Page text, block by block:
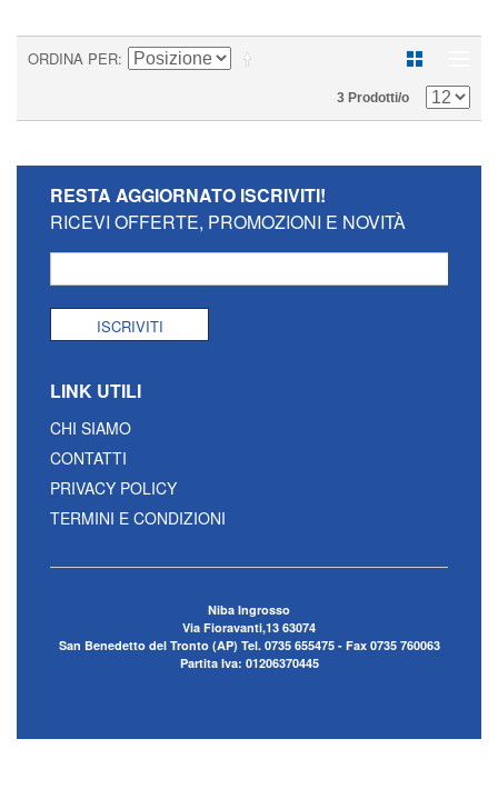
ORDINA PER
3 Prodotti/o
RESTA AGGIORNATO ISCRIVITI!
RICEVI OFFERTE, PROMOZIONI E NOVITÀ
ISCRIVITI
LINK UTILI
CHI SIAMO
CONTATTI
PRIVACY POLICY
TERMINI E CONDIZIONI
Niba Ingrosso
Via Fioravanti,13 63074
San Benedetto del Tronto (AP) Tel. 0735 655475 - Fax 0735 760063
Partita Iva: 01206370445